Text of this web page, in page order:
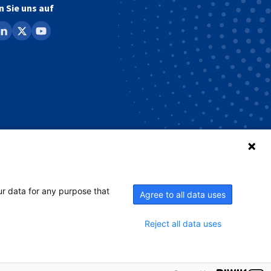
Sie uns auf
x youtube
data for any purpose that Agree to all data uses
Reject all data uses